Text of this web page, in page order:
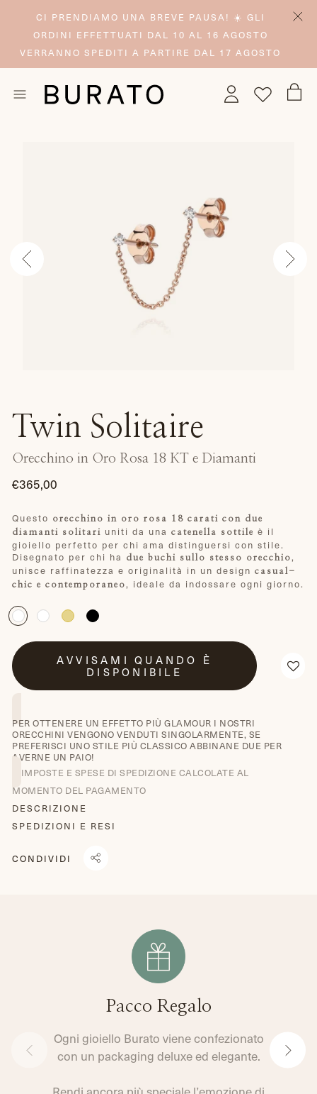
CI PRENDIAMO UNA BREVE PAUSA! ☀️ GLI
ORDINI EFFETTUATI DAL 10 AL 16 AGOSTO
VERRANNO SPEDITI A PARTIRE DAL 17 AGOSTO
Twin Solitaire
Orecchino in Oro Rosa 18 KT e Diamanti
€365,00
di
listino
Questo
orecchino in oro rosa 18 carati con due
diamanti solitari uniti da una catenella sottile è il
gioiello perfetto per chi ama distinguersi con stile.
Disegnato per chi ha
due buchi sullo stesso orecchio ,
unisce raffinatezza e originalità in un design casual-
chic e contemporaneo , ideale da indossare ogni giorno.
AVVISAMI QUANDO È
DISPONIBILE
PER OTTENERE UN EFFETTO PIÙ GLAMOUR I NOSTRI
ORECCHINI VENGONO VENDUTI SINGOLARMENTE, SE
PREFERISCI UNO STILE PIÙ CLASSICO ABBINANE DUE PER
AVERNE UN PAIO!
IMPOSTE E SPESE DI SPEDIZIONE CALCOLATE AL
MOMENTO DEL PAGAMENTO
DESCRIZIONE
SPEDIZIONI E RESI
CONDIVIDI
Pacco Regalo
Ogni gioiello Burato viene confezionato
con un packaging deluxe ed elegante.